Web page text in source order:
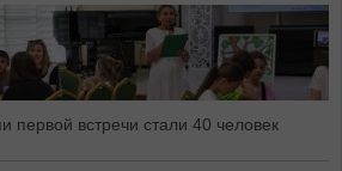
первой встречи стали 40 человек